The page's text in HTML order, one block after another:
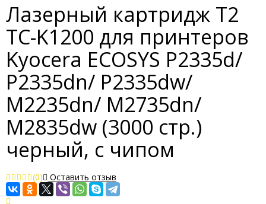
Лазерный картридж T2
TC-K1200 для принтеров
Kyocera ECOSYS P2335d/
P2335dn/ P2335dw/
M2235dn/ M2735dn/
M2835dw (3000 стр.)
черный, с чипом
(0) Оставить отзыв